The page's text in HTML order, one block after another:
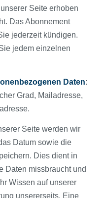
Seite erhoben
Das Abonnement
jederzeit kündigen.
jedem einzelnen
Daten:
Grad, Mailadresse,
Seite werden wir
Datum sowie die
Dies dient in
Daten missbraucht und
Wissen auf unserer
unsererseits. Eine